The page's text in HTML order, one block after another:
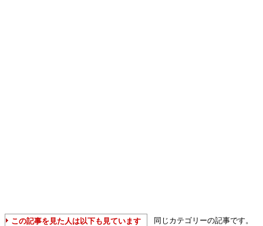
この記事を見た人は以下も見ています 同じカテゴリーの記事です。